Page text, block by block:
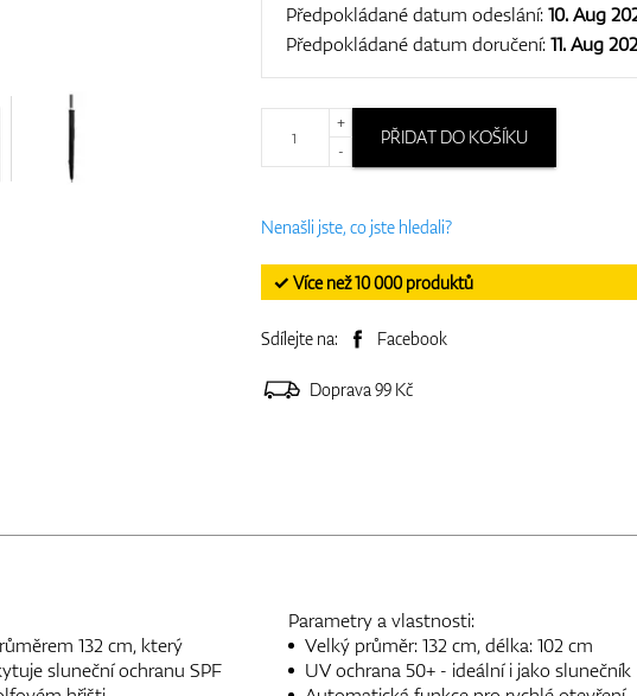
Předpokládané datum odeslání:10. Aug
Předpokládané datum doručení:11. Aug
+
-
PŘIDAT DO KOŠÍKU
Nenašli jste, co jste hledali?
✓ Více než 10 000 produktů
Sdílejte na: Facebook
Doprava 99 Kč
132 cm, který
sluneční ochranu SPF
Parametry a vlastnosti:
Velký průměr: 132 cm, délka: 102 cm
UV ochrana 50+ - ideální i jako slunečník